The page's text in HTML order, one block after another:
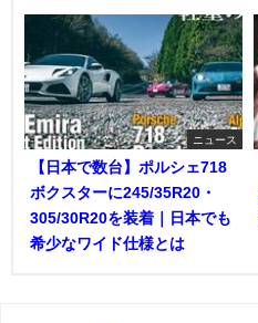
ニュース
【日本で数台】ポルシェ718
ボクスターに245/35R20・
305/30R20を装着｜日本でも
希少なワイド仕様とは